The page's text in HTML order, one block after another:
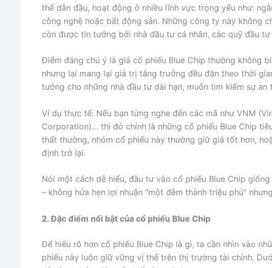
thế dẫn đầu, hoạt động ở nhiều lĩnh vực trọng yếu như:
công nghệ hoặc bất động sản. Những công ty này không
còn được tin tưởng bởi nhà đầu tư cá nhân, các quỹ đầu
Điểm đáng chú ý là giá cổ phiếu Blue Chip thường không
nhưng lại mang lại giá trị tăng trưởng đều đặn theo thời
tưởng cho những nhà đầu tư dài hạn, muốn tìm kiếm sự
Ví dụ thực tế: Nếu bạn từng nghe đến các mã như VNM
Corporation)… thì đó chính là những cổ phiếu Blue Chip
thất thường, nhóm cổ phiếu này thường giữ giá tốt hơn,
định trở lại.
Nói một cách dễ hiểu, đầu tư vào cổ phiếu Blue Chip
– không hứa hẹn lợi nhuận “một đêm thành triệu phú”
2. Đặc điểm nổi bật của cổ phiếu Blue Chip
Để hiểu rõ hơn cổ phiếu Blue Chip là gì, ta cần nhìn vào
phiếu này luôn giữ vững vị thế trên thị trường tài chính.